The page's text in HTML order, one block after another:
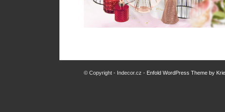
© Copyright - Indecor.cz - Enfold WordPress Theme by